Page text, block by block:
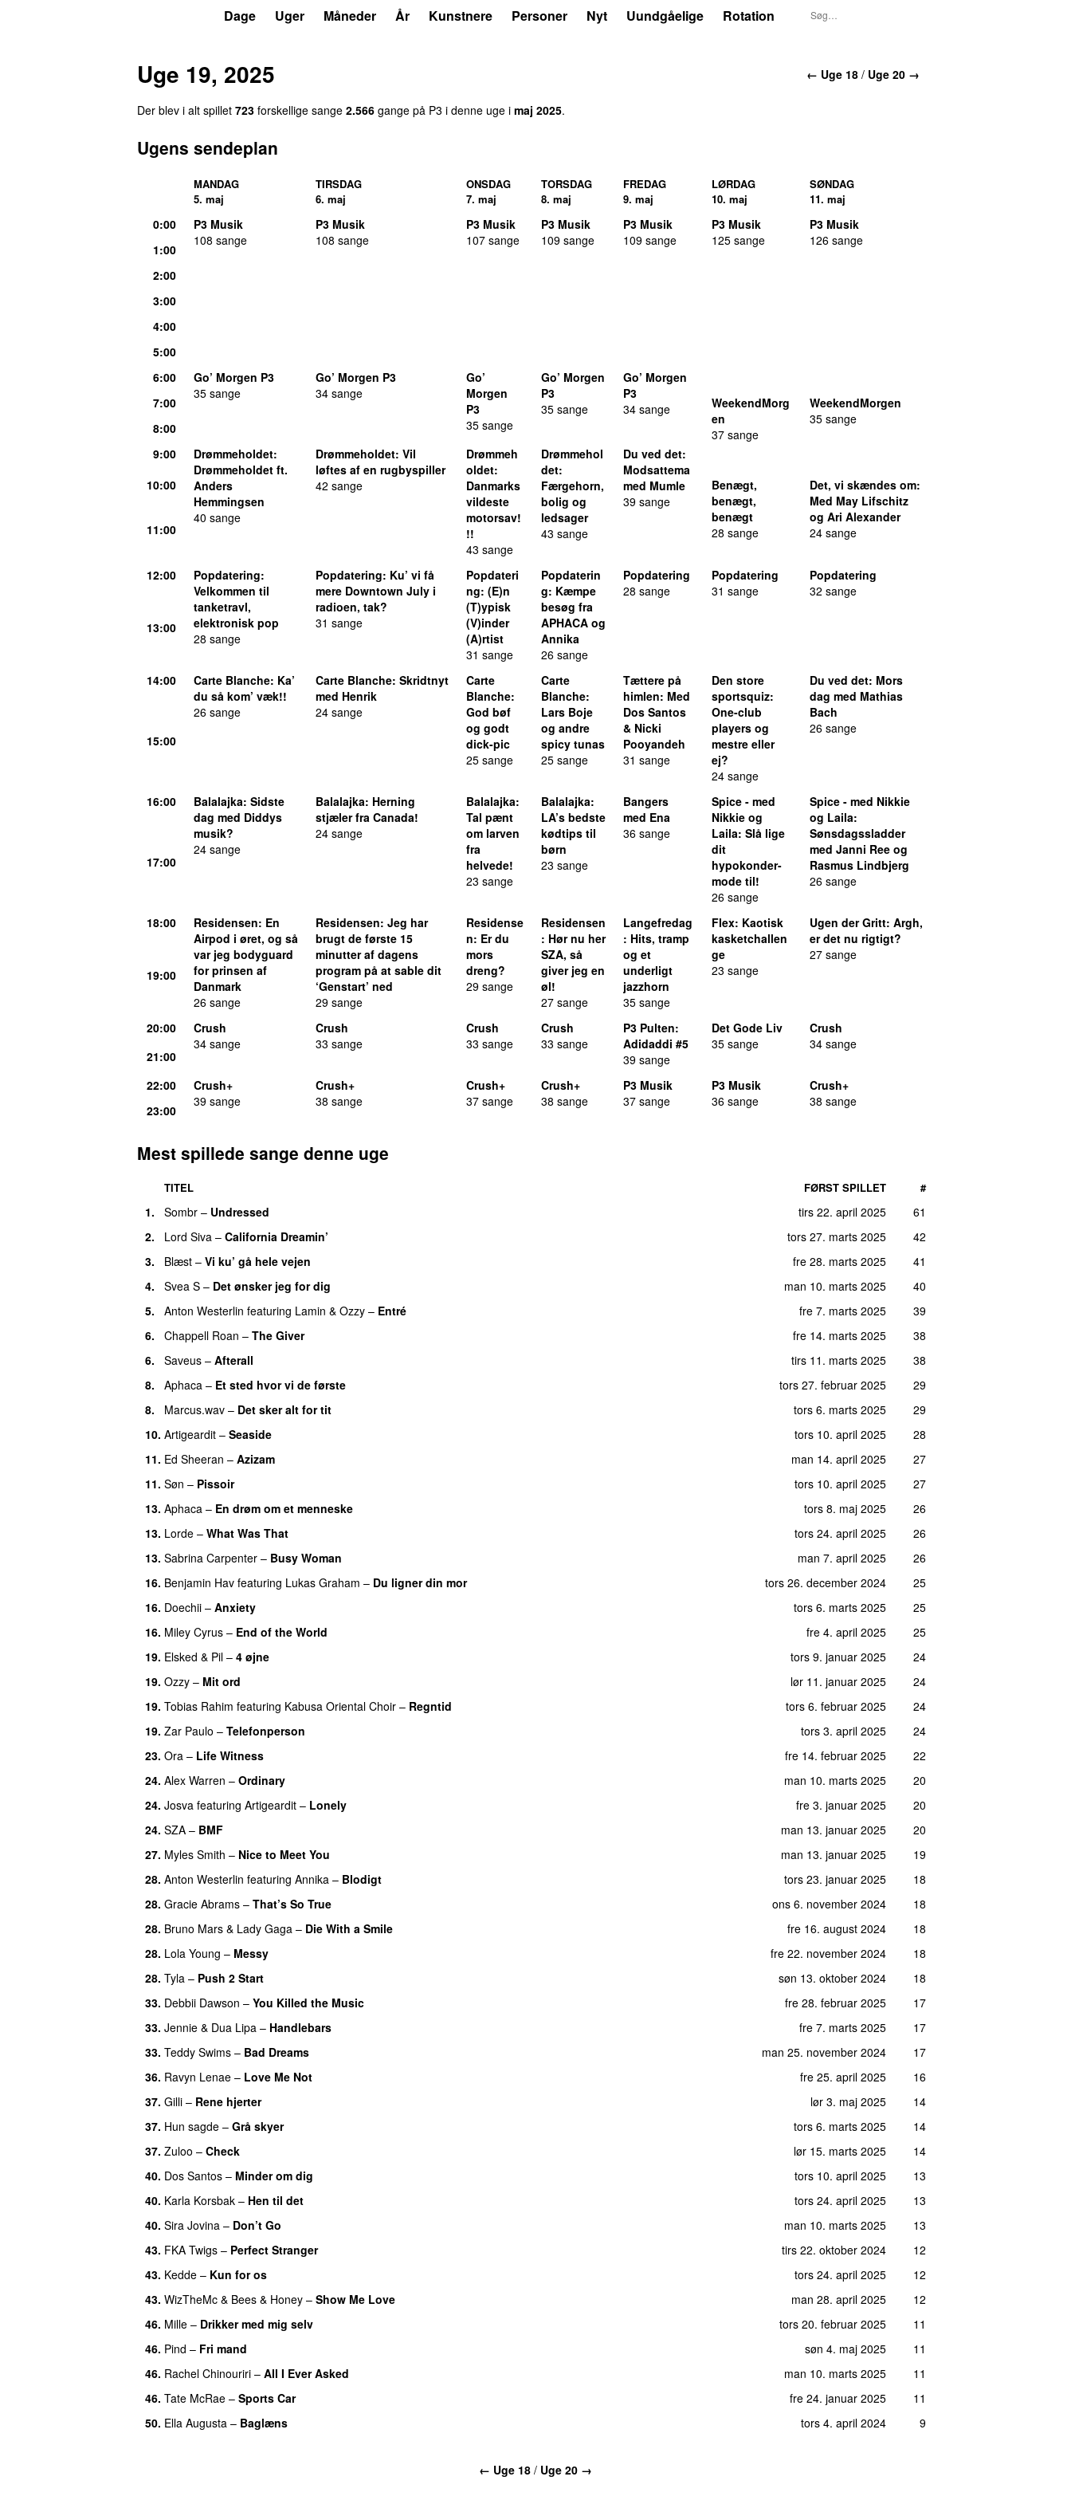
Dage Uger Måneder År Kunstnere Personer Nyt Uundgåelige Rotation
← Uge 18 / Uge 20 →
Uge 19, 2025
Der blev i alt spillet 723 forskellige sange 2.566 gange på P3 i denne uge i maj 2025.
Ugens sendeplan
MANDAG
5. maj
TIRSDAG
6. maj
ONSDAG
7. maj
TORSDAG
8. maj
FREDAG
9. maj
LØRDAG
10. maj
SØNDAG
11. maj
0:00
P3 Musik
108 sange
P3 Musik
108 sange
P3 Musik
107 sange
P3 Musik
109 sange
P3 Musik
109 sange
P3 Musik
125 sange
P3 Musik
126 sange
1:00
2:00
3:00
4:00
5:00
6:00
Go’ Morgen P3
35 sange
Go’ Morgen P3
34 sange
Go’
Morgen
P3
35 sange
Go’ Morgen
P3
35 sange
Go’ Morgen
P3
34 sange
7:00
WeekendMorg
en
37 sange
WeekendMorgen
35 sange
8:00
9:00
Drømmeholdet:
Drømmeholdet ft.
Anders
Hemmingsen
40 sange
Drømmeholdet: Vil
løftes af en rugbyspiller
42 sange
Drømmeh
oldet:
Danmarks
vildeste
motorsav!
!!
43 sange
Drømmehol
det:
Færgehorn,
bolig og
ledsager
43 sange
Du ved det:
Modsattema
med Mumle
39 sange
10:00
Benægt,
benægt,
benægt
28 sange
Det, vi skændes om:
Med May Lifschitz
og Ari Alexander
24 sange
11:00
12:00 Popdatering:
Velkommen til
tanketravl,
elektronisk pop
28 sange
Popdatering: Ku’ vi få
mere Downtown July i
radioen, tak?
31 sange
Popdateri
ng: (E)n
(T)ypisk
(V)inder
(A)rtist
31 sange
Popdaterin
g: Kæmpe
besøg fra
APHACA og
Annika
26 sange
Popdatering
28 sange
Popdatering
31 sange
Popdatering
32 sange
13:00
14:00 Carte Blanche: Ka’
du så kom’ væk!!
26 sange
Carte Blanche: Skridtnyt
med Henrik
24 sange
Carte
Blanche:
God bøf
og godt
dick-pic
25 sange
Carte
Blanche:
Lars Boje
og andre
spicy tunas
25 sange
Tættere på
himlen: Med
Dos Santos
& Nicki
Pooyandeh
31 sange
Den store
sportsquiz:
One-club
players og
mestre eller
ej?
24 sange
Du ved det: Mors
dag med Mathias
Bach
26 sange
15:00
16:00 Balalajka: Sidste
dag med Diddys
musik?
24 sange
Balalajka: Herning
stjæler fra Canada!
24 sange
Balalajka:
Tal pænt
om larven
fra
helvede!
23 sange
Balalajka:
LA’s bedste
kødtips til
børn
23 sange
Bangers
med Ena
36 sange
Spice - med
Nikkie og
Laila: Slå lige
dit
hypokonder-
mode til!
26 sange
Spice - med Nikkie
og Laila:
Sønsdagssladder
med Janni Ree og
Rasmus Lindbjerg
26 sange
17:00
18:00 Residensen: En
Airpod i øret, og så
var jeg bodyguard
for prinsen af
Danmark
26 sange
Residensen: Jeg har
brugt de første 15
minutter af dagens
program på at sable dit
‘Genstart’ ned
29 sange
Residense
n: Er du
mors
dreng?
29 sange
Residensen
: Hør nu her
SZA, så
giver jeg en
øl!
27 sange
Langefredag
: Hits, tramp
og et
underligt
jazzhorn
35 sange
Flex: Kaotisk
kasketchallen
ge
23 sange
Ugen der Gritt: Argh,
er det nu rigtigt?
27 sange
19:00
20:00
Crush
34 sange
Crush
33 sange
Crush
33 sange
Crush
33 sange
P3 Pulten:
Adidaddi #5
39 sange
Det Gode Liv
35 sange
Crush
34 sange
21:00
22:00
Crush+
39 sange
Crush+
38 sange
Crush+
37 sange
Crush+
38 sange
P3 Musik
37 sange
P3 Musik
36 sange
Crush+
38 sange
23:00
Mest spillede sange denne uge
TITEL FØRST SPILLET #
1. Sombr – Undressed tirs 22. april 2025
61
2.
Lord Siva – California Dreamin’ tors 27. marts 2025
42
3.
Blæst – Vi ku’ gå hele vejen fre 28. marts 2025
41
4.
Svea S – Det ønsker jeg for dig man 10. marts 2025
40
5.
Anton Westerlin featuring Lamin & Ozzy – Entré fre 7. marts 2025
39
6.
Chappell Roan – The Giver fre 14. marts 2025
38
6.
Saveus – Afterall tirs 11. marts 2025
38
8.
Aphaca – Et sted hvor vi de første tors 27. februar 2025
29
8.
Marcus.wav – Det sker alt for tit tors 6. marts 2025
29
10. Artigeardit – Seaside tors 10. april 2025
28
11. Ed Sheeran – Azizam man 14. april 2025
27
11. Søn – Pissoir tors 10. april 2025
27
13. Aphaca – En drøm om et menneske tors 8. maj 2025
26
13. Lorde – What Was That tors 24. april 2025
26
13. Sabrina Carpenter – Busy Woman man 7. april 2025
26
16. Benjamin Hav featuring Lukas Graham – Du ligner din mor tors 26. december 2024
25
16. Doechii – Anxiety tors 6. marts 2025
25
16. Miley Cyrus – End of the World fre 4. april 2025
25
19. Elsked & Pil – 4 øjne tors 9. januar 2025
24
19. Ozzy – Mit ord lør 11. januar 2025
24
19. Tobias Rahim featuring Kabusa Oriental Choir – Regntid tors 6. februar 2025
24
19. Zar Paulo – Telefonperson tors 3. april 2025
24
23. Ora – Life Witness fre 14. februar 2025
22
24. Alex Warren – Ordinary man 10. marts 2025
20
24. Josva featuring Artigeardit – Lonely fre 3. januar 2025
20
24. SZA – BMF man 13. januar 2025
20
27. Myles Smith – Nice to Meet You man 13. januar 2025
19
28. Anton Westerlin featuring Annika – Blodigt tors 23. januar 2025
18
28. Gracie Abrams – That’s So True ons 6. november 2024
18
28. Bruno Mars & Lady Gaga – Die With a Smile fre 16. august 2024
18
28. Lola Young – Messy fre 22. november 2024
18
28. Tyla – Push 2 Start søn 13. oktober 2024
18
33. Debbii Dawson – You Killed the Music fre 28. februar 2025
17
33. Jennie & Dua Lipa – Handlebars fre 7. marts 2025
17
33. Teddy Swims – Bad Dreams man 25. november 2024
17
36. Ravyn Lenae – Love Me Not fre 25. april 2025
16
37. Gilli – Rene hjerter lør 3. maj 2025
14
37. Hun sagde – Grå skyer tors 6. marts 2025
14
37. Zuloo – Check lør 15. marts 2025
14
40. Dos Santos – Minder om dig tors 10. april 2025
13
40. Karla Korsbak – Hen til det tors 24. april 2025
13
40. Sira Jovina – Don’t Go man 10. marts 2025
13
43. FKA Twigs – Perfect Stranger tirs 22. oktober 2024
12
43. Kedde – Kun for os tors 24. april 2025
12
43. WizTheMc & Bees & Honey – Show Me Love man 28. april 2025
12
46. Mille – Drikker med mig selv tors 20. februar 2025
11
46. Pind – Fri mand søn 4. maj 2025
11
46. Rachel Chinouriri – All I Ever Asked man 10. marts 2025
11
46. Tate McRae – Sports Car fre 24. januar 2025
11
50. Ella Augusta – Baglæns tors 4. april 2024 9
← Uge 18 / Uge 20 →